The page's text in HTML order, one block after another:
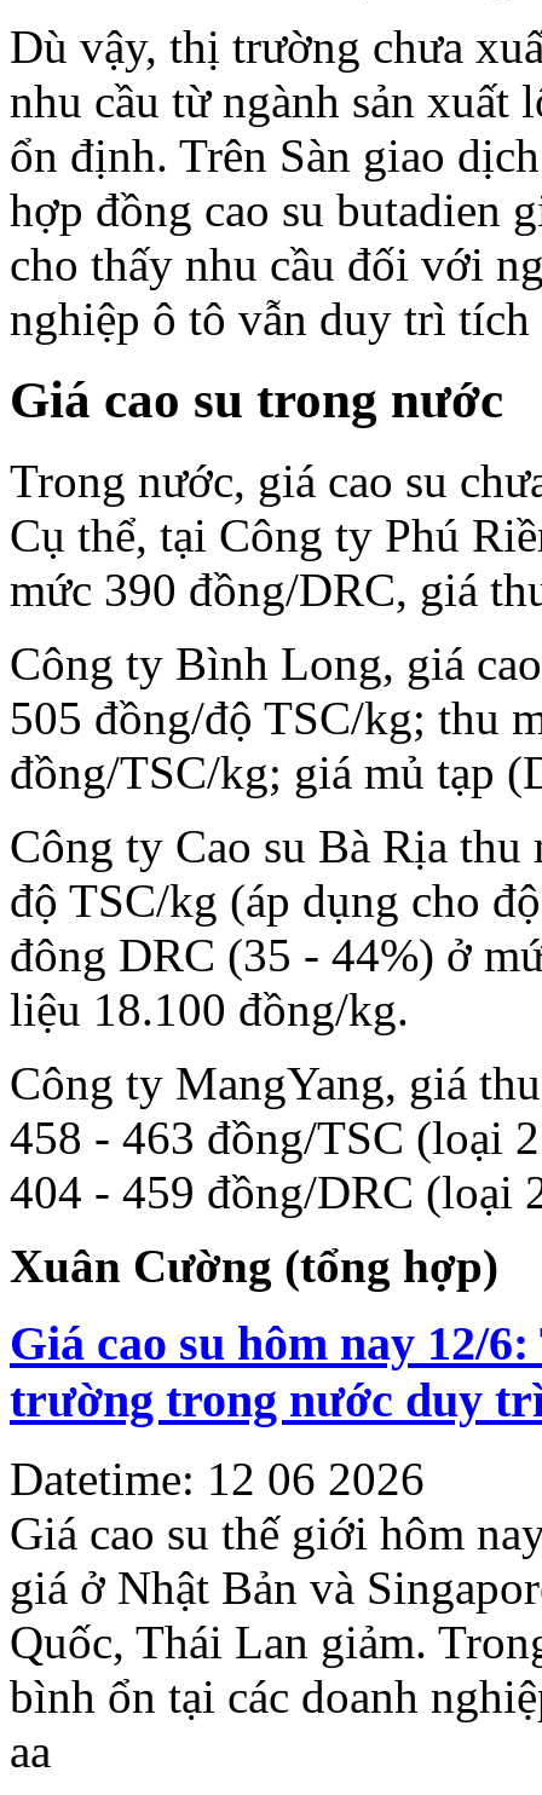
Dù vậy, thị trường chưa
nhu cầu từ ngành sản
ổn định. Trên Sàn giao
hợp đồng cao su butadien
cho thấy nhu cầu đối với
nghiệp ô tô vẫn duy trì tích
Giá cao su trong nước
Trong nước, giá cao su
Cụ thể, tại Công ty Phú
mức 390 đồng/DRC, giá
Công ty Bình Long, giá
505 đồng/độ TSC/kg; thu
đồng/TSC/kg; giá mủ tạp
Công ty Cao su Bà Rịa
độ TSC/kg (áp dụng cho
đông DRC (35 - 44%) ở
liệu 18.100 đồng/kg.
Công ty MangYang, giá
458 - 463 đồng/TSC (loại
404 - 459 đồng/DRC (loại
Xuân Cường (tổng hợp)
Giá cao su hôm nay 12/
trường trong nước duy
Datetime: 12 06 2026
Giá cao su thế giới hôm
giá ở Nhật Bản và
Quốc, Thái Lan giảm.
bình ổn tại các doanh
aa